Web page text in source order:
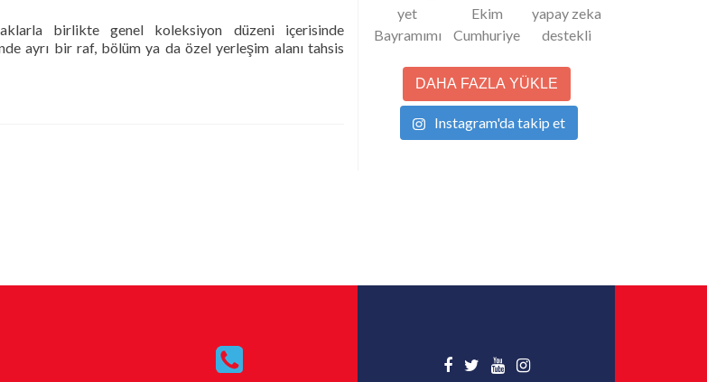
birlikte genel koleksiyon düzeni içerisinde
ayrı bir raf, bölüm ya da özel yerleşim alanı tahsis
DAHA FAZLA YÜKLE
Instagram'da takip et